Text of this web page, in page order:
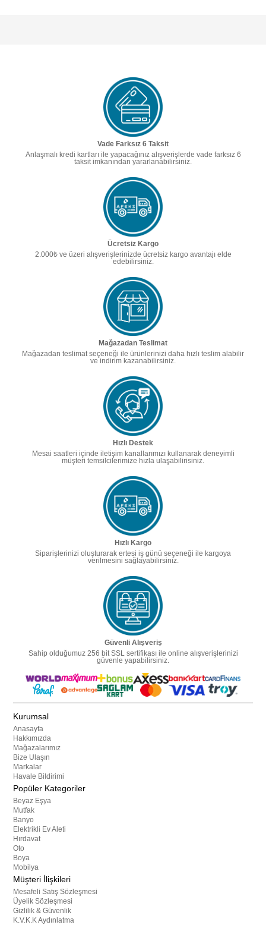
Vade Farksız 6 Taksit
Anlaşmalı kredi kartları ile yapacağınız alışverişlerde vade farksız 6
taksit imkanından yararlanabilirsiniz.
Ücretsiz Kargo
2.000₺ ve üzeri alışverişlerinizde ücretsiz kargo avantajı elde
edebilirsiniz.
Mağazadan Teslimat
Mağazadan teslimat seçeneği ile ürünlerinizi daha hızlı teslim alabilir
ve indirim kazanabilirsiniz.
Hızlı Destek
Mesai saatleri içinde iletişim kanallarımızı kullanarak deneyimli
müşteri temsilcilerimize hızla ulaşabilirisiniz.
Hızlı Kargo
Siparişlerinizi oluşturarak ertesi iş günü seçeneği ile kargoya
verilmesini sağlayabilirsiniz.
Güvenli Alışveriş
Sahip olduğumuz 256 bit SSL sertifikası ile online alışverişlerinizi
güvenle yapabilirsiniz.
Kurumsal
Anasayfa
Hakkımızda
Mağazalarımız
Bize Ulaşın
Markalar
Havale Bildirimi
Popüler Kategoriler
Beyaz Eşya
Mutfak
Banyo
Elektrikli Ev Aleti
Hırdavat
Oto
Boya
Mobilya
Müşteri İlişkileri
Mesafeli Satış Sözleşmesi
Üyelik Sözleşmesi
Gizlilik & Güvenlik
K.V.K.K Aydınlatma